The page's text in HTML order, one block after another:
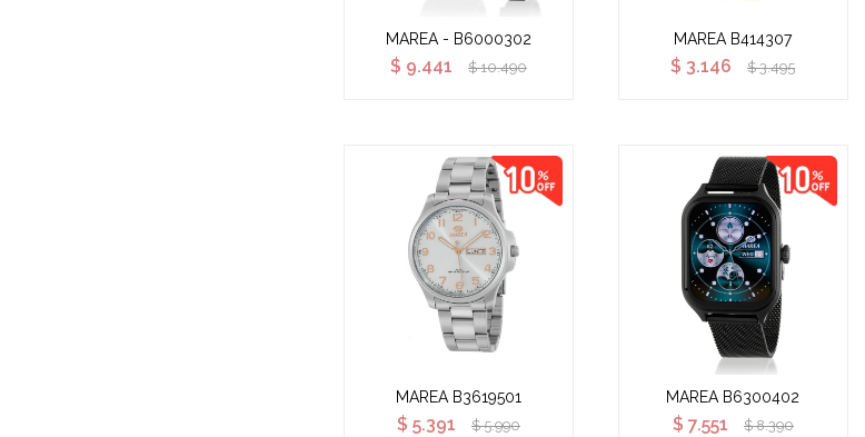
MAREA - B6000302
$ 9.441 $ 10.490
MAREA B414307
$ 3.146 $ 3.495
MAREA B3619501
$ 5.391 $ 5.990
MAREA B6300402
$ 7.551 $ 8.390